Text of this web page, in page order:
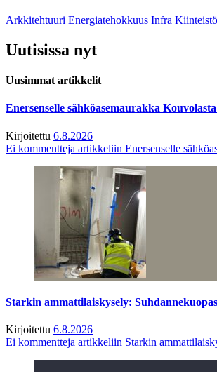
Arkkitehtuuri Energiatehokkuus Infra
Uutisissa nyt
Uusimmat artikkelit
Enersenselle sähköasemaurakka
Kirjoitettu 6.8.2026
Ei kommentteja artikkeliin Enersenselle
Starkin ammattilaiskysely:
Kirjoitettu 6.8.2026
Ei kommentteja artikkeliin Starkin